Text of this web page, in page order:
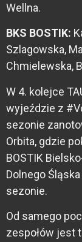
Wellna.
BKS BOSTIK:
Szlagowska,
Chmielewska,
W 4. kolejce
wyjeździe z
sezonie
Orbita, gdzie
BOSTIK
Dolnego
sezonie.
Od samego
zespołów jest